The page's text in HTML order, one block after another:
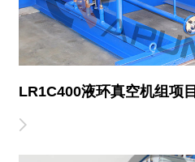
LR1C400液环真空机组项目